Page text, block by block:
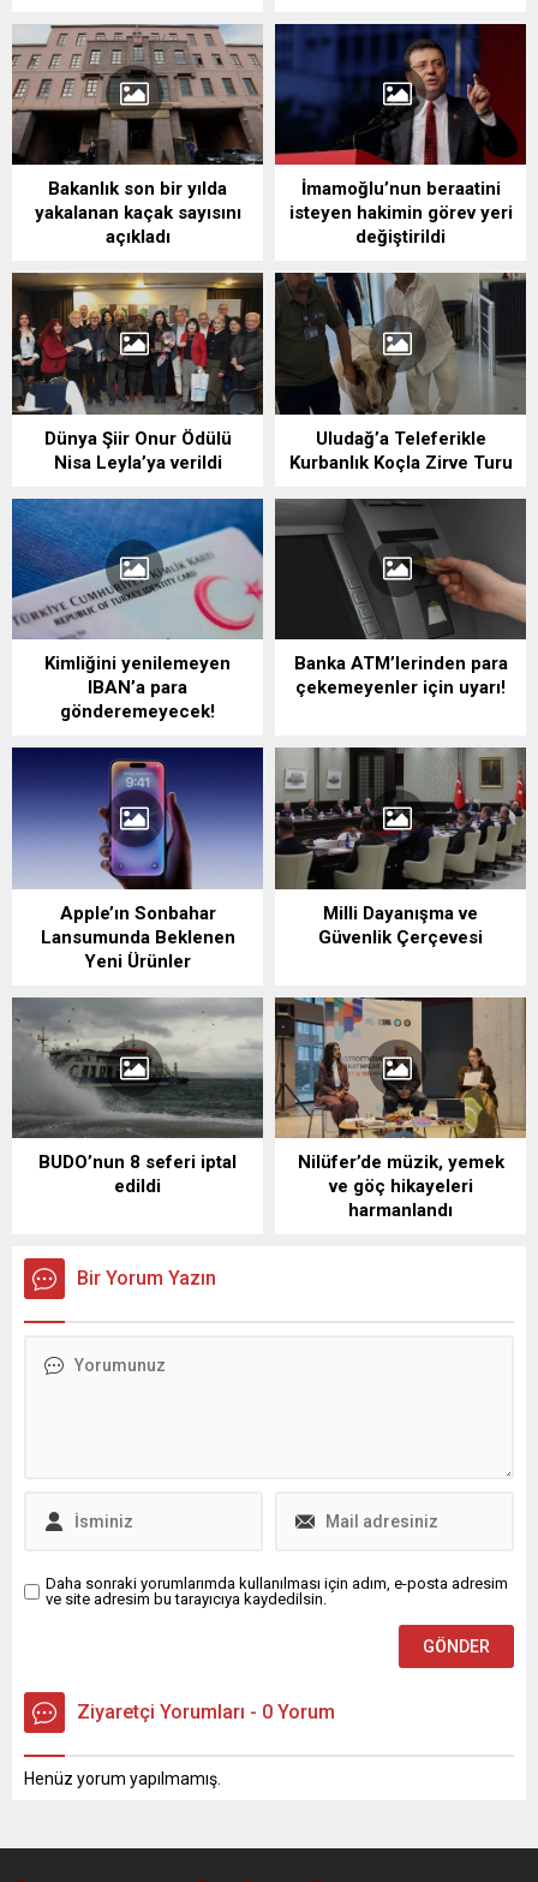
Bakanlık son bir yılda
yakalanan kaçak sayısını
açıkladı
İmamoğlu’nun beraatini
isteyen hakimin görev yeri
değiştirildi
Dünya Şiir Onur Ödülü
Nisa Leyla’ya verildi
Uludağ’a Teleferikle
Kurbanlık Koçla Zirve Turu
Kimliğini yenilemeyen
IBAN’a para
gönderemeyecek!
Banka ATM’lerinden para
çekemeyenler için uyarı!
Apple’ın Sonbahar
Lansumunda Beklenen
Yeni Ürünler
Milli Dayanışma ve
Güvenlik Çerçevesi
BUDO’nun 8 seferi iptal
edildi
Nilüfer’de müzik, yemek
ve göç hikayeleri
harmanlandı
Bir Yorum Yazın
Daha sonraki yorumlarımda kullanılması için adım, e-posta adresim
ve site adresim bu tarayıcıya kaydedilsin.
Ziyaretçi Yorumları - 0 Yorum
Henüz yorum yapılmamış.